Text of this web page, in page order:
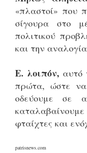
«πλαστοί» που
σίγουρα στο
πολιτικού
και την
Ε. λοιπόν, αυτό
πρώτα, ώστε να
οδεύουμε σε
φταίχτες και
patrisnews.com